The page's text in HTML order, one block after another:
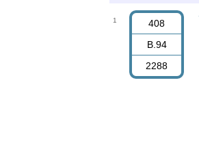
1
408
B.94
2288